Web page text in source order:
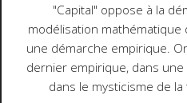
"Capital" oppose à la
modélisation
une démarche empirique.
dernier empirique, dans
dans le mysticisme de